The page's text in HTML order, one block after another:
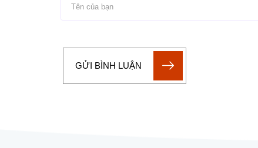
GỬI BÌNH LUẬN